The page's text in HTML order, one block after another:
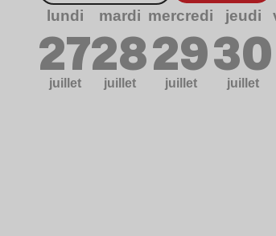
lundi
27
juillet
mardi
28
juillet
mercredi
29
juillet
jeudi
30
juillet